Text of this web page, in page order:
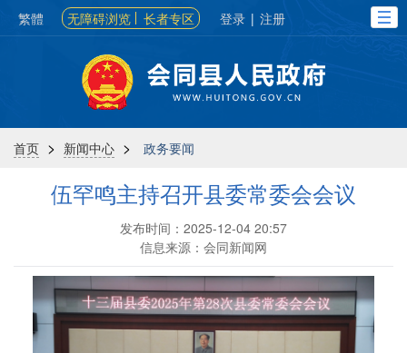
繁體 无障碍浏览 长者专区 登录 | 注册
首页 > 新闻中心 > 政务要闻
伍罕鸣主持召开县委常委会会议
发布时间：2025-12-04 20:57
信息来源：会同新闻网